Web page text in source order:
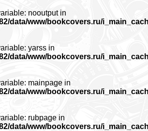
nooutput in
data/www/bookcovers.ru/
yarss in
data/www/bookcovers.ru/
mainpage in
data/www/bookcovers.ru/
rubpage in
data/www/bookcovers.ru/